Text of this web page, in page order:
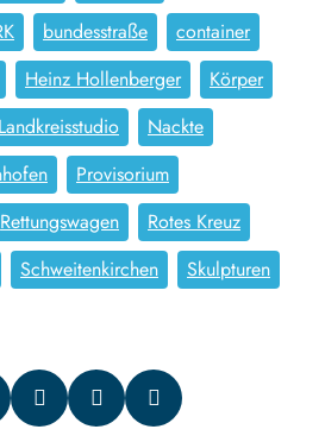
bundesstraße
container
Heinz Hollenberger
Körper
Landkreisstudio
Nackte
Provisorium
Rettungswagen
Rotes Kreuz
Schweitenkirchen
Skulpturen